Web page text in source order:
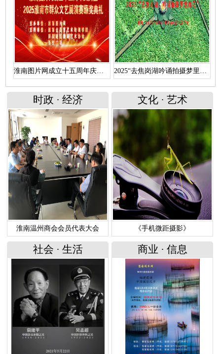
淮南图片网成立十五周年庆典暨 “2025淮南市群众文艺展演赛颁奖典礼”文艺演出（上） 2025“去焦岗湖吟诵拍摄梦里荷花”活动直播回放
时政 · 经济
淮南温州商会会员代表大会
文化 · 艺术
《手机微距摄影》
社会 · 生活 商业 · 信息